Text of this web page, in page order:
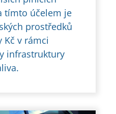
tímto účelem je
prostředků
Kč v rámci
infrastruktury